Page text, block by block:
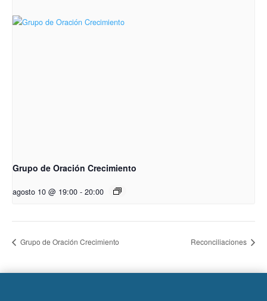
Grupo de Oración Crecimiento
agosto 10 @ 19:00 - 20:00
Grupo de Oración Crecimiento Reconciliaciones